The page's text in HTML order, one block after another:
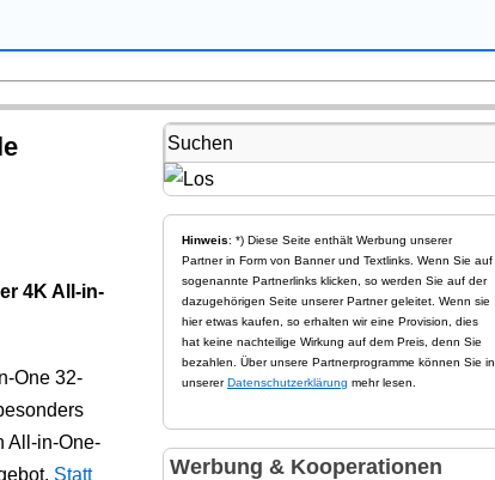
4K All-in-
One 32-
All-in-One-
Statt
Hinweis: *) Diese Seite enthält Werbung unserer
Partner in Form von Banner und Textlinks. Wenn Sie auf
sogenannte Partnerlinks klicken, so werden Sie auf der
dazugehörigen Seite unserer Partner geleitet. Wenn sie
hier etwas kaufen, so erhalten wir eine Provision, dies
hat keine nachteilige Wirkung auf dem Preis, denn Sie
bezahlen. Über unsere Partnerprogramme können Sie in
unsererDatenschutzerklärung mehr lesen.
Werbung & Kooperationen